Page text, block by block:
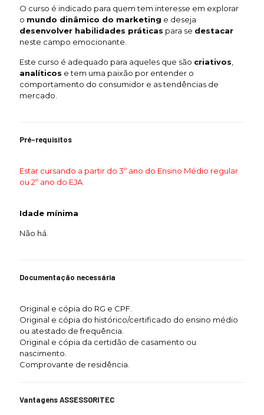
O curso é indicado para quem tem interesse em explorar
o mundo dinâmico do marketing e deseja
desenvolver habilidades práticas para se destacar
neste campo emocionante.
Este curso é adequado para aqueles que são criativos
analíticos e tem uma paixão por entender o
comportamento do consumidor e as tendências de
mercado.
Pré-requisitos
Estar cursando a partir do 3º ano do Ensino Médio regular
ou 2º ano do EJA.
Idade mínima
Não há.
Documentação necessária
Original e cópia do RG e CPF.
Original e cópia do histórico/certificado do ensino médio
ou atestado de frequência.
Original e cópia da certidão de casamento ou
nascimento.
Comprovante de residência.
Vantagens ASSESSORITEC